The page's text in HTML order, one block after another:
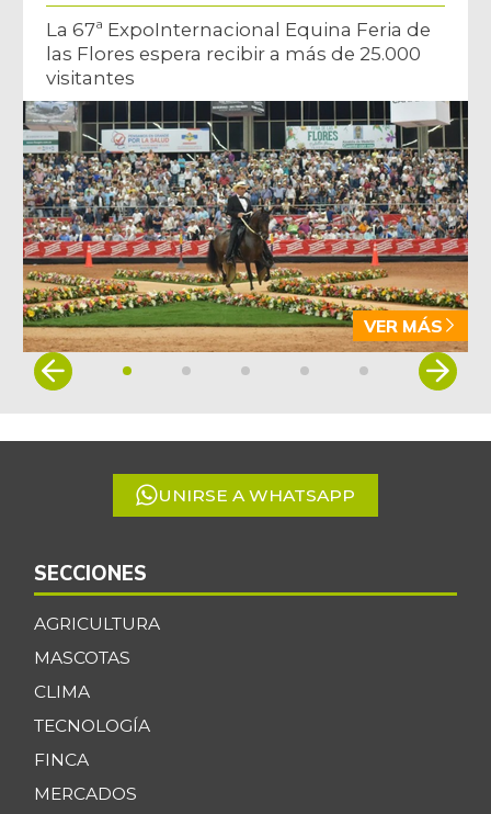
La 67ª ExpoInternacional Equina Feria de
las Flores espera recibir a más de 25.000
visitantes
VER MÁS
Item
5
UNIRSE A WHATSAPP
SECCIONES
AGRICULTURA
MASCOTAS
CLIMA
TECNOLOGÍA
FINCA
MERCADOS